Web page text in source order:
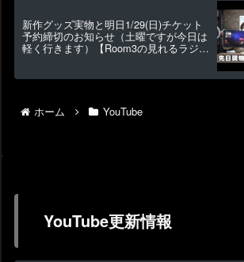
新作グッズ実物と明日1/29(日)チケット
予約締切のお知らせ（土曜ですが今日は
軽く行きます）【Room3の見れるラジ
ホーム YouTube
YouTube更新情報